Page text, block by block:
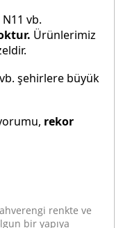
vb.
Ürünlerimiz
şehirlere büyük
rekor
renkte ve
bir yapıya